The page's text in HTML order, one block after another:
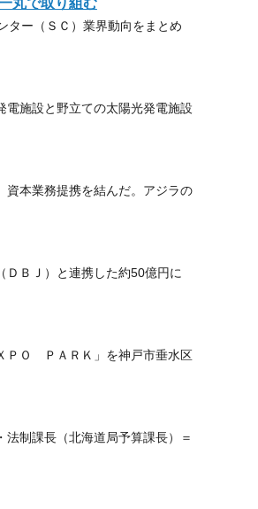
丸で取り組む
ター（ＳＣ）業界動向をまとめ
施設と野立ての太陽光発電施設
本業務提携を結んだ。アジラの
ＢＪ）と連携した約50億円に
Ｏ ＰＡＲＫ」を神戸市垂水区
制課長（北海道局予算課長）＝